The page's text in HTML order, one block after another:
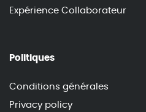
Expérience Collaborateur
Politiques
Conditions générales
Privacy policy